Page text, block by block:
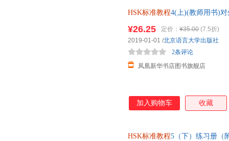
HSK标准教程4(上)(教师用书)
¥26.25 定价： ¥35.00 (7.5折)
凤凰新华书店图书旗舰店
2条评论
2019-01-01 /北京语言大学出版社
加入购物车 收藏
HSK标准教程5（下）练习册（